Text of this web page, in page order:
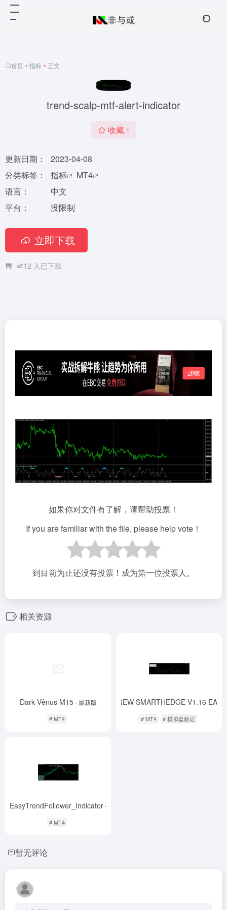
首页 • 指标 • 正文
trend-scalp-mtf-alert-indicator
收藏 1
更新日期：
2023-04-08
分类标签：
指标
MT4
语言：
中文
平台：
没限制
立即下载
12 人已下载
如果你对文件有了解，请帮助投票！
If you are familiar with the file, please help vote！
到目前为止还没有投票！成为第一位投票人。
相关资源
Dark Vênus M15 - 最新版
# MT4
NEW SMARTHEDGE V1.16 EA
# MT4 # 模拟盘验证
EasyTrendFollower_Indicator-
# MT4
暂无评论